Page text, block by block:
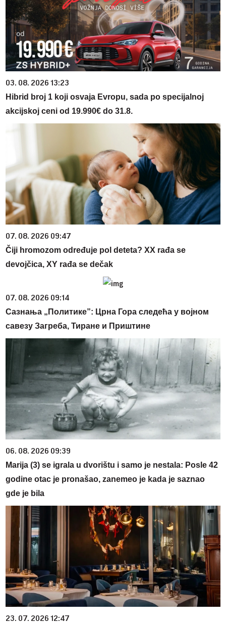
03. 08. 2026 13:23
Hibrid broj 1 koji osvaja Evropu, sada po specijalnoj
akcijskoj ceni od 19.990€ do 31.8.
07. 08. 2026 09:47
Čiji hromozom određuje pol deteta? XX rađa se
devojčica, XY rađa se dečak
07. 08. 2026 09:14
Сазнања „Политике”: Црна Гора следећа у војном
савезу Загреба, Тиране и Приштине
06. 08. 2026 09:39
Marija (3) se igrala u dvorištu i samo je nestala: Posle 42
godine otac je pronašao, zanemeo je kada je saznao
gde je bila
23. 07. 2026 12:47